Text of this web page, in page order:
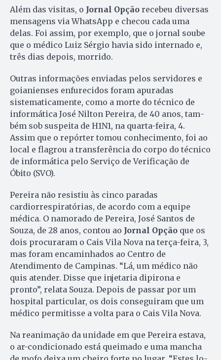
Além das visitas, o Jornal Opção recebeu diversas
mensagens via WhatsApp e checou ca­da uma
delas. Foi assim, por exem­plo, que o jornal soube
que o médico Luiz Sérgio havia sido in­ternado e,
três dias depois, morrido.
Outras informações enviadas pelos servidores e
goianienses en­fu­recidos foram apuradas
sistematicamente, como a morte do técnico de
informática Jo­sé Nilton Pereira, de 40 anos, tam­
bém sob suspeita de H1N1, na quarta-feira, 4.
Assim que o repórter tomou conhecimento, foi ao
local e flagrou a transferência do corpo do técnico
de informática pelo Serviço de Verificação de
Óbito (SVO).
Pereira não resistiu às cinco pa­radas
cardiorrespiratórias, de acor­do com a equipe
médica. O na­morado de Pereira, José Santos de
Souza, de 28 anos, contou ao Jor­nal Opção que os
dois procuraram o Cais Vila Nova na terça-fei­ra, 3,
mas foram encaminhados ao Centro de
Atendimento de Campinas. “Lá, um médico não
quis atender. Disse que injetaria dipirona e
pronto”, relata Sou­za. Depois de passar por um
hos­pital particular, os dois conseguiram que um
médico permitisse a volta para o Cais Vila Nova.
Na reanimação da unidade em que Pereira estava,
o ar-condicionado está queimado e uma mancha